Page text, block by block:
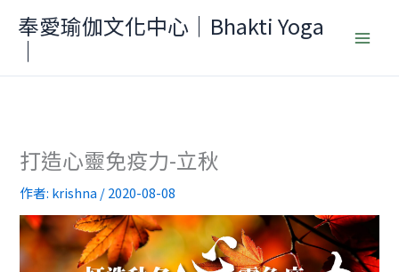
要
奉愛瑜伽文化中心｜Bhakti Yoga
｜
打造心靈免疫力-立秋
作者: krishna /2020-08-08